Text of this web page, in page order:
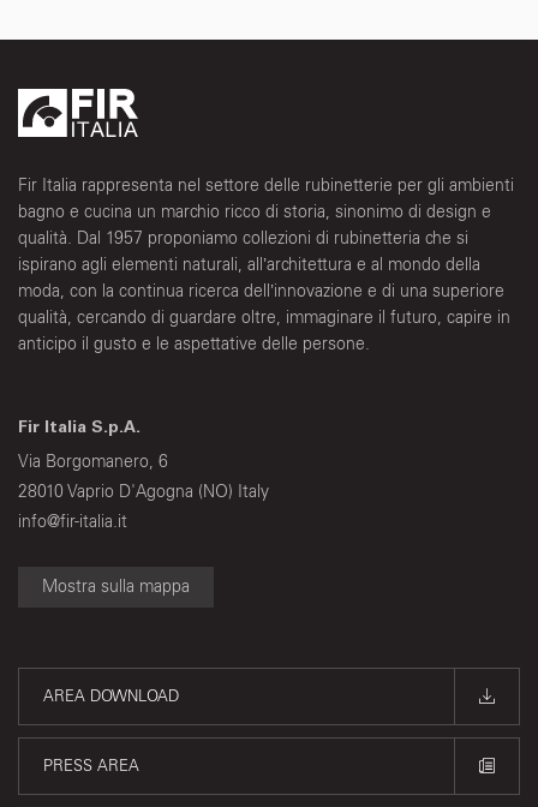
Fir Italia rappresenta nel settore delle rubinetterie per gli ambienti
bagno e cucina un marchio ricco di storia, sinonimo di design e
qualità. Dal 1957 proponiamo collezioni di rubinetteria che si
ispirano agli elementi naturali, all’architettura e al mondo della
moda, con la continua ricerca dell’innovazione e di una superiore
qualità, cercando di guardare oltre, immaginare il futuro, capire in
anticipo il gusto e le aspettative delle persone.
Fir Italia S.p.A.
Via Borgomanero, 6
28010 Vaprio D'Agogna (NO) Italy
info@fir-italia.it
Mostra sulla mappa
AREA DOWNLOAD
PRESS AREA